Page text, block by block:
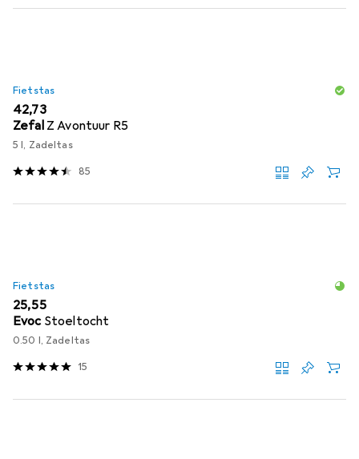
Fietstas
EUR
42,73
Zefal Z Avontuur R5
5 l, Zadeltas
85
Fietstas
EUR
25,55
Evoc Stoeltocht
0.50 l, Zadeltas
15